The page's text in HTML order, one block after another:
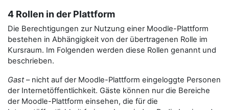
4 Rollen in der Plattform
Die Berechtigungen zur Nutzung einer Moodle-Plattform
bestehen in Abhängigkeit von der übertragenen Rolle im
Kursraum. Im Folgenden werden diese Rollen genannt und
beschrieben.
Gast– nicht auf der Moodle-Plattform eingeloggte Personen
der Internetöffentlichkeit. Gäste können nur die Bereiche
der Moodle-Plattform einsehen, die für die